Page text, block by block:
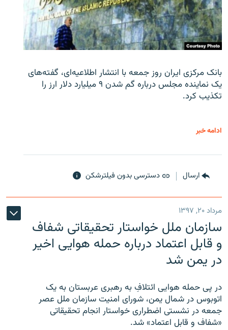
بانک مرکزی ایران روز جمعه با انتشار اطلاعیه‌ای، گفته‌های
یک نماینده مجلس درباره گم شدن ۹ میلیارد دلار ارز را
تکذیب کرد.
ادامه خبر
ارسال دسترسی بدون فیلترشکن
مرداد ۲۰, ۱۳۹۷
سازمان ملل خواستار تحقیقاتی شفاف
و قابل اعتماد درباره حمله هوایی اخیر
در یمن شد
در پی حمله هوایی ائتلافِ به رهبری عربستان به یک
اتوبوس در شمال یمن، شورای امنیت سازمان ملل عصر
جمعه در نشستی اضطراری خواستار انجام تحقیقاتی
«شفاف و قابل اعتماد» شد.